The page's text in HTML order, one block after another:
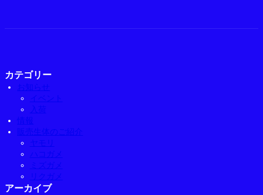
カテゴリー
お知らせ
イベント
入荷
情報
販売生体のご紹介
ヤモリ
ハコガメ
ミズガメ
リクガメ
アーカイブ